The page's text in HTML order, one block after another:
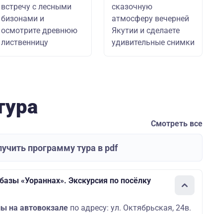
встречу с лесными
бизонами и
осмотрите древнюю
лиственницу
сказочную
атмосферу вечерней
Якутии и сделаете
удивительные снимки
Смотреть все
программу тура в pdf
«Уораннах». Экскурсия по посёлку
на автовокзале по адресу: ул. Октябрьская, 24в.